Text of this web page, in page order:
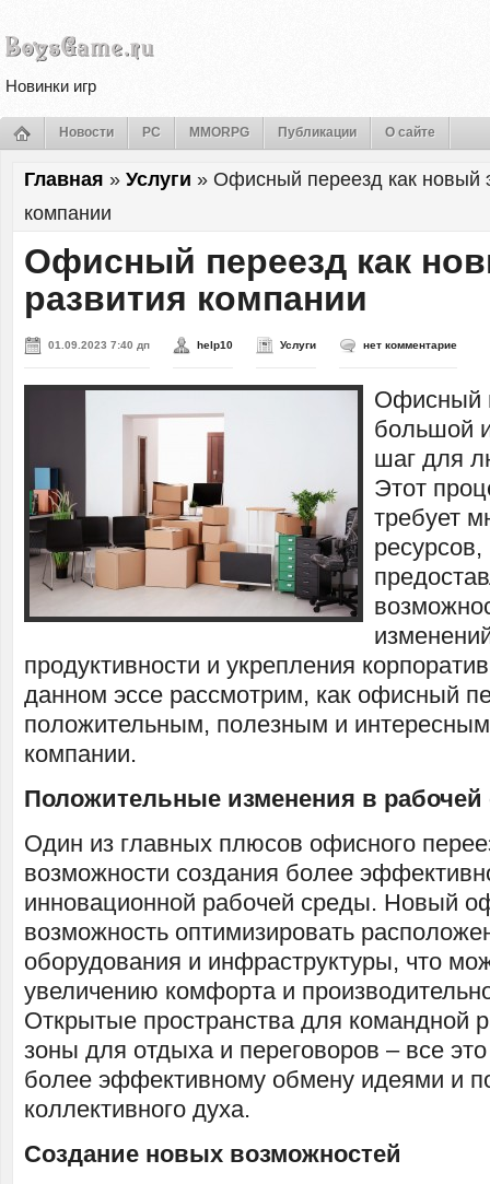
Новинки игр
Новости PC MMORPG Публикации О сайте
Главная » Услуги » Офисный переезд как новый
компании
Офисный переезд как
развития компании
01.09.2023 7:40 дп help10 Услуги нет комментарие
Офисный
большой
шаг для
Этот
требует
ресурсов,
продуктивности и укрепления
данном эссе рассмотрим, как офисный
положительным, полезным и
компании.
Положительные изменения в рабочей
Один из главных плюсов офисного
возможности создания более
инновационной рабочей среды. Новый
возможность оптимизировать
оборудования и инфраструктуры, что
увеличению комфорта и
Открытые пространства для командной
зоны для отдыха и переговоров – все это
более эффективному обмену идеями и
коллективного духа.
Создание новых возможностей